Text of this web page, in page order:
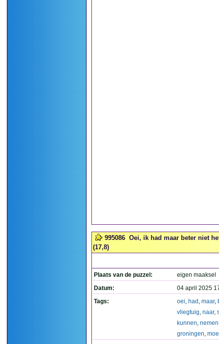
995086 Oei, ik had maar beter niet
(17,8)
Plaats van de puzzel:
eigen maaksel
Datum:
04 april 2025
Tags:
oei, had , maar,
vliegtuig, naar,
kunnen, nemen
groningen,